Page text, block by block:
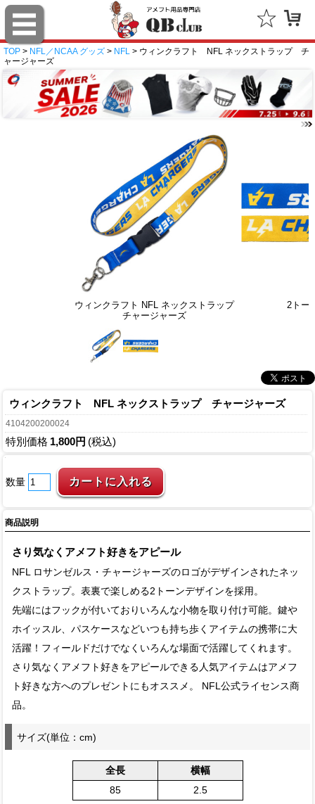
TOP > NFL／NCAA グッズ > NFL > ウィンクラフト NFL ネックストラップ チ
ャージャーズ
ウィンクラフト NFL ネックストラップ
チャージャーズ
2トー
ウィンクラフト NFL ネックストラップ チャージャーズ
4104200200024
特別価格 1,800円 (税込)
数量
商品説明
さり気なくアメフト好きをアピール
NFL ロサンゼルス・チャージャーズのロゴがデザインされたネッ
クストラップ。表裏で楽しめる2トーンデザインを採用。
先端にはフックが付いておりいろんな小物を取り付け可能。鍵や
ホイッスル、パスケースなどいつも持ち歩くアイテムの携帯に大
活躍！フィールドだけでなくいろんな場面で活躍してくれます。
さり気なくアメフト好きをアピールできる人気アイテムはアメフ
ト好きな方へのプレゼントにもオススメ。 NFL公式ライセンス商
品。
サイズ(単位：cm)
全長
横幅
85
2.5